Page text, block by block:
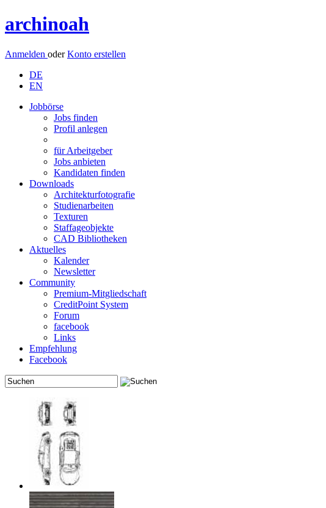
archinoah
Anmelden oderKonto erstellen
DE
EN
Jobbörse
Jobs finden
Profil anlegen
für Arbeitgeber
Jobs anbieten
Kandidaten finden
Downloads
Architekturfotografie
Studienarbeiten
Texturen
Staffageobjekte
CAD Bibliotheken
Aktuelles
Kalender
Newsletter
Community
Premium-Mitgliedschaft
CreditPoint System
Forum
facebook
Links
Empfehlung
Facebook